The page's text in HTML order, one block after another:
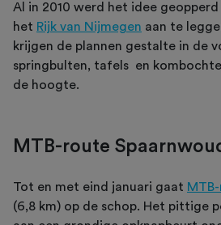
Al in 2010 werd het idee geopperd
het Rijk van Nijmegen aan te
krijgen de plannen gestalte in de
springbulten, tafels en
de hoogte.
MTB-route
Tot en met eind januari gaat
(6,8 km) op de schop. Het pittige